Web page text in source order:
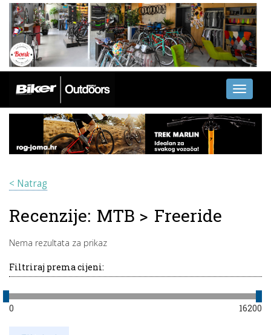
Toggle
< Natrag
Recenzije: MTB > Freeride
Nema rezultata za prikaz
Filtriraj prema cijeni:
0 16200